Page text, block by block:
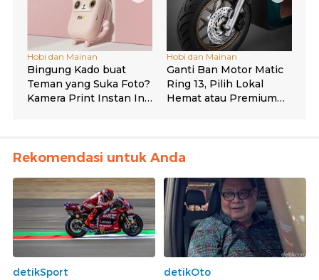
Rekomendasi untuk Anda
detikSport
detikOto